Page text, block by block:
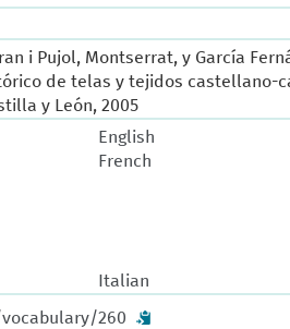
i Pujol, Montserrat, y García
de telas y tejidos castellano-
y León, 2005
English
French
Italian
260